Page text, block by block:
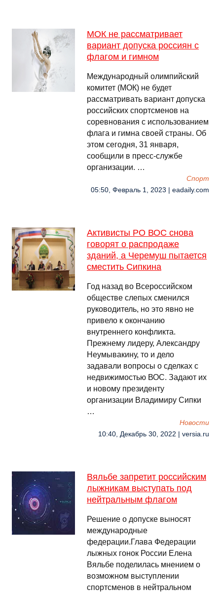
МОК не рассматривает
вариант допуска россиян с
флагом и гимном
Международный олимпийский
комитет (МОК) не будет
рассматривать вариант допуска
российских спортсменов на
соревнования с использованием
флага и гимна своей страны. Об
этом сегодня, 31 января,
сообщили в пресс-службе
организации. …
Спорт
05:50, Февраль 1, 2023 | eadaily.com
Активисты РО ВОС снова
говорят о распродаже
зданий, а Черемуш пытается
сместить Сипкина
Год назад во Всероссийском
обществе слепых сменился
руководитель, но это явно не
привело к окончанию
внутреннего конфликта.
Прежнему лидеру, Александру
Неумывакину, то и дело
задавали вопросы о сделках с
недвижимостью ВОС. Задают их
и новому президенту
организации Владимиру Сипки
…
Новости
10:40, Декабрь 30, 2022 | versia.ru
Вяльбе запретит российским
лыжникам выступать под
нейтральным флагом
Решение о допуске выносят
международные
федерации.Глава Федерации
лыжных гонок России Елена
Вяльбе поделилась мнением о
возможном выступлении
спортсменов в нейтральном